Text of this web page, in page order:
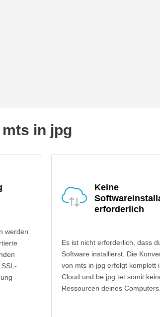
in jpg
werden
Keine
erforderlich
Es ist nicht erforderlich, dass
Software installierst. Die
von mts in jpg erfolgt komplett
Cloud und be jpg tet somit
Ressourcen deines